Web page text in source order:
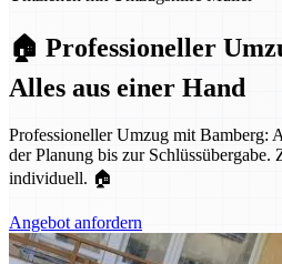
🏠 Professioneller
Alles aus einer Hand
Professioneller Umzug mit Bamberg:
der Planung bis zur Schlüssübergabe.
individuell. 🏠
Angebot anfordern